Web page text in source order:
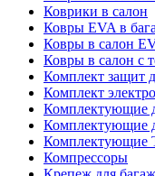
Коврики в салон
Ковры EVA в
Ковры в салон
Ковры в салон с
Комплект защит
Комплект
Комплектующие
Комплектующие
Комплектующие
Компрессоры